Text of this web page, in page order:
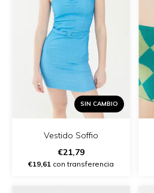
SIN CAMBIO
Vestido Soffio
€21,79
€19,61 con transferencia